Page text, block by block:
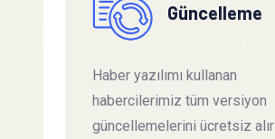
Güncelleme
Haber yazılımı kullanan
habercilerimiz tüm versiyon
güncellemelerini ücretsiz